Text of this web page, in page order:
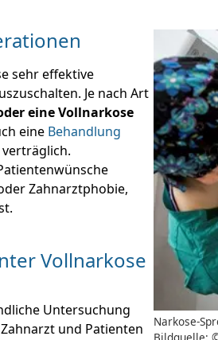
Narkose-
sehr effektive
Je nach Art
eine Vollnarkose
eine Behandlung
Zahnarztphobie,
Vollnarkose
Untersuchung
und Patienten